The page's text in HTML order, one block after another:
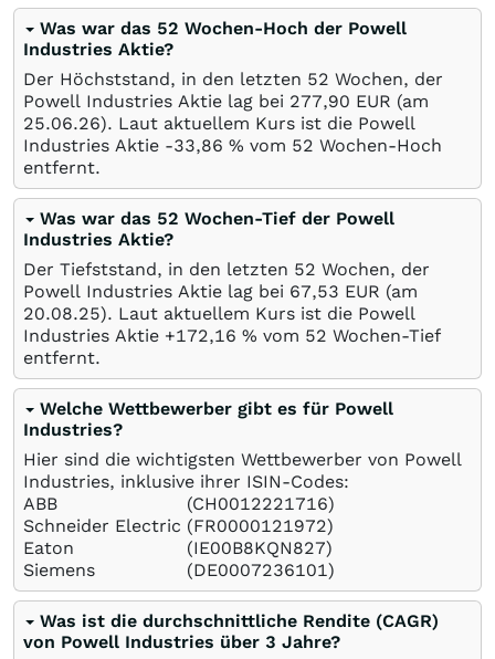
Was war das 52 Wochen-Hoch der Powell
Industries Aktie?
Der Höchststand, in den letzten 52 Wochen, der
Powell Industries Aktie lag bei 277,90 EUR (am
25.06.26). Laut aktuellem Kurs ist die Powell
Industries Aktie -33,86 % vom 52 Wochen-Hoch
entfernt.
Was war das 52 Wochen-Tief der Powell
Industries Aktie?
Der Tiefststand, in den letzten 52 Wochen, der
Powell Industries Aktie lag bei 67,53 EUR (am
20.08.25). Laut aktuellem Kurs ist die Powell
Industries Aktie +172,16 % vom 52 Wochen-Tief
entfernt.
Welche Wettbewerber gibt es für Powell
Industries?
Hier sind die wichtigsten Wettbewerber von Powell
Industries, inklusive ihrer ISIN-Codes:
ABB
(CH0012221716)
Schneider Electric (FR0000121972)
Eaton
(IE00B8KQN827)
Siemens
(DE0007236101)
Was ist die durchschnittliche Rendite (CAGR)
von Powell Industries über 3 Jahre?